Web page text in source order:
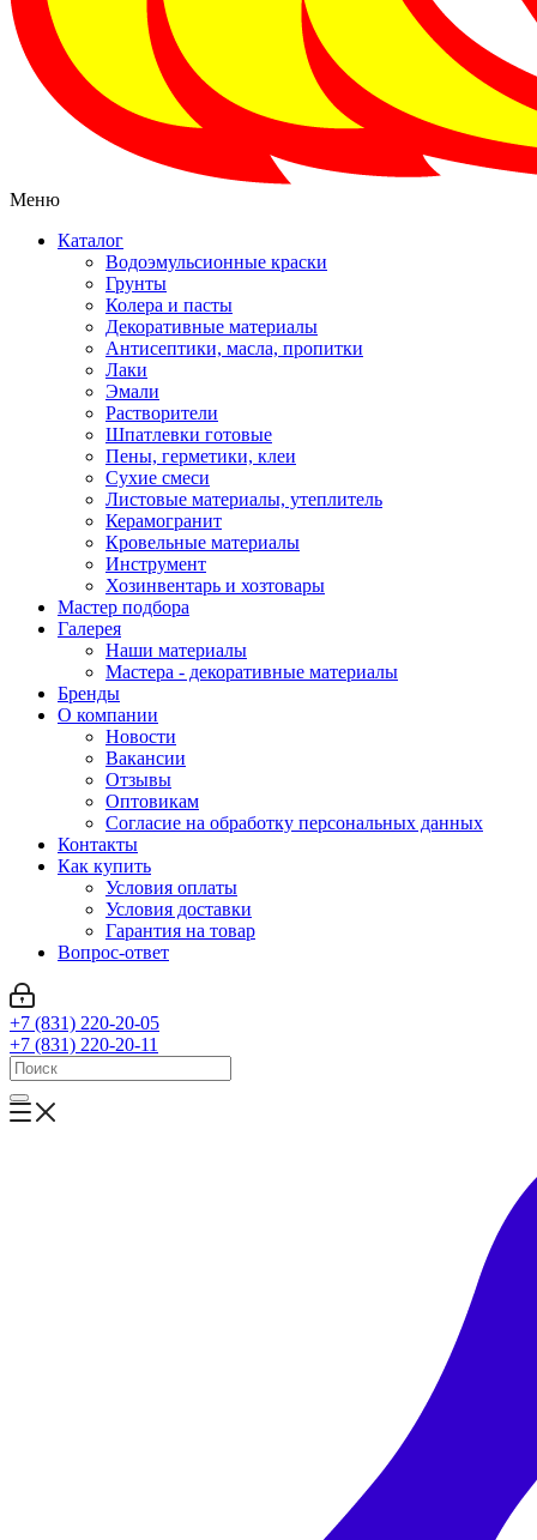
Меню
Каталог
Водоэмульсионные краски
Грунты
Колера и пасты
Декоративные материалы
Антисептики, масла, пропитки
Лаки
Эмали
Растворители
Шпатлевки готовые
Пены, герметики, клеи
Сухие смеси
Листовые материалы, утеплитель
Керамогранит
Кровельные материалы
Инструмент
Хозинвентарь и хозтовары
Мастер подбора
Галерея
Наши материалы
Мастера - декоративные материалы
Бренды
О компании
Новости
Вакансии
Отзывы
Оптовикам
Cогласие на обработку персональных данных
Контакты
Как купить
Условия оплаты
Условия доставки
Гарантия на товар
Вопрос-ответ
+7 (831) 220-20-05
+7 (831) 220-20-11